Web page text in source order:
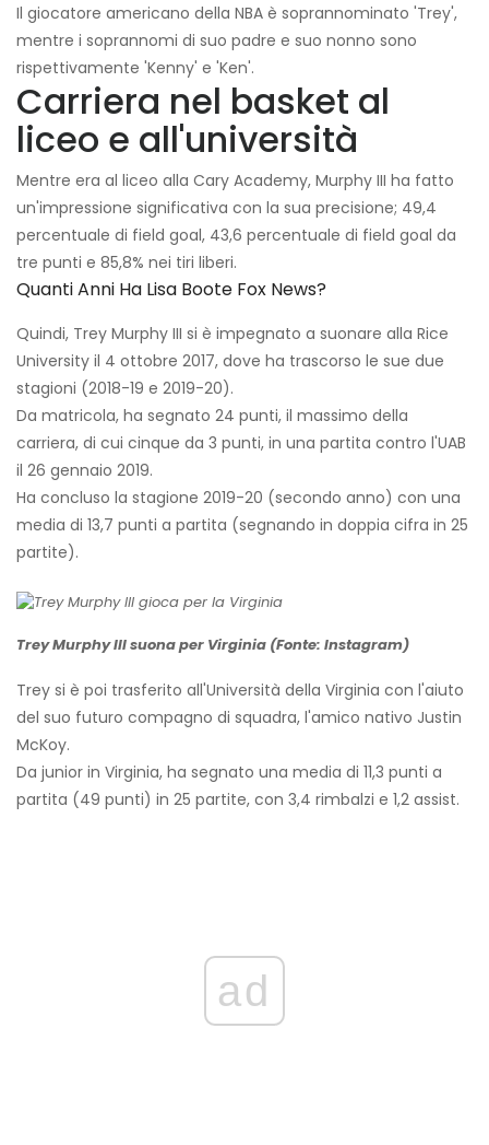
Il giocatore americano della NBA è soprannominato 'Trey',
mentre i soprannomi di suo padre e suo nonno sono
rispettivamente 'Kenny' e 'Ken'.
Carriera nel basket al
liceo e all'università
Mentre era al liceo alla Cary Academy, Murphy III ha fatto
un'impressione significativa con la sua precisione; 49,4
percentuale di field goal, 43,6 percentuale di field goal da
tre punti e 85,8% nei tiri liberi.
Quanti Anni Ha Lisa Boote Fox News?
Quindi, Trey Murphy III si è impegnato a suonare alla Rice
University il 4 ottobre 2017, dove ha trascorso le sue due
stagioni (2018-19 e 2019-20).
Da matricola, ha segnato 24 punti, il massimo della
carriera, di cui cinque da 3 punti, in una partita contro l'UAB
il 26 gennaio 2019.
Ha concluso la stagione 2019-20 (secondo anno) con una
media di 13,7 punti a partita (segnando in doppia cifra in 25
partite).
Trey Murphy III suona per Virginia (Fonte: Instagram)
Trey si è poi trasferito all'Università della Virginia con l'aiuto
del suo futuro compagno di squadra, l'amico nativo Justin
McKoy.
Da junior in Virginia, ha segnato una media di 11,3 punti a
partita (49 punti) in 25 partite, con 3,4 rimbalzi e 1,2 assist.
ad